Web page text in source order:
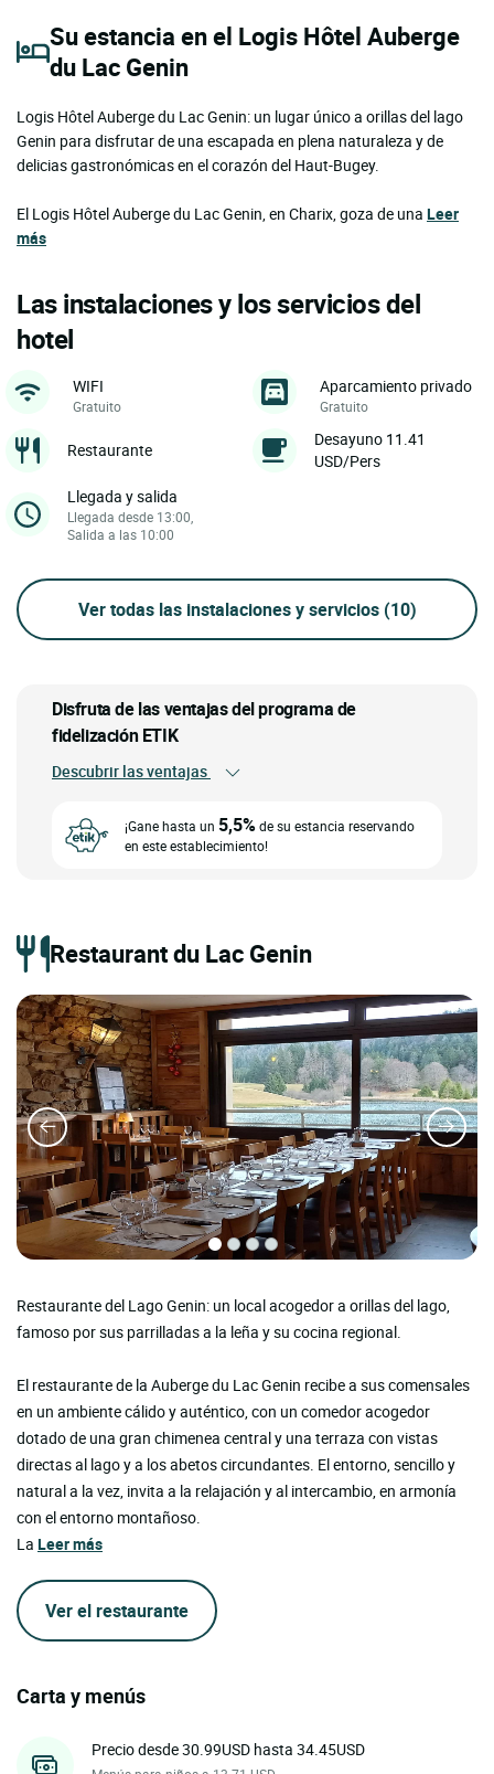
Su estancia en el Logis Hôtel Auberge
du Lac Genin
Logis Hôtel Auberge du Lac Genin: un lugar único a orillas del lago
Genin para disfrutar de una escapada en plena naturaleza y de
delicias gastronómicas en el corazón del Haut-Bugey.
El Logis Hôtel Auberge du Lac Genin, en Charix, goza de una Leer
más
Las instalaciones y los servicios del
hotel
WIFI
Gratuito
Aparcamiento privado
Gratuito
Restaurante
Desayuno 11.41
USD/Pers
Llegada y salida
Llegada desde 13:00,
Salida a las 10:00
Ver todas las instalaciones y servicios (10)
Disfruta de las ventajas del programa de
fidelización ETIK
Descubrir las ventajas
¡Gane hasta un 5,5%de su estancia reservando
en este establecimiento!
Restaurant du Lac Genin
Restaurante del Lago Genin: un local acogedor a orillas del lago,
famoso por sus parrilladas a la leña y su cocina regional.
El restaurante de la Auberge du Lac Genin recibe a sus comensales
en un ambiente cálido y auténtico, con un comedor acogedor
dotado de una gran chimenea central y una terraza con vistas
directas al lago y a los abetos circundantes. El entorno, sencillo y
natural a la vez, invita a la relajación y al intercambio, en armonía
con el entorno montañoso.
La Leer más
Ver el restaurante
Carta y menús
Precio desde 30.99USD hasta 34.45USD